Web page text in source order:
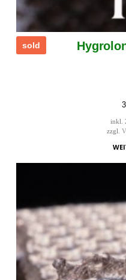
sold
inkl.
zzgl.